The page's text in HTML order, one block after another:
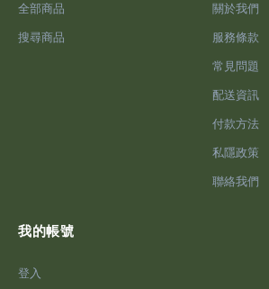
全部商品
搜尋商品
關於我們
服務條款
常見問題
配送資訊
付款方法
私隱政策
聯絡我們
我的帳號
登入